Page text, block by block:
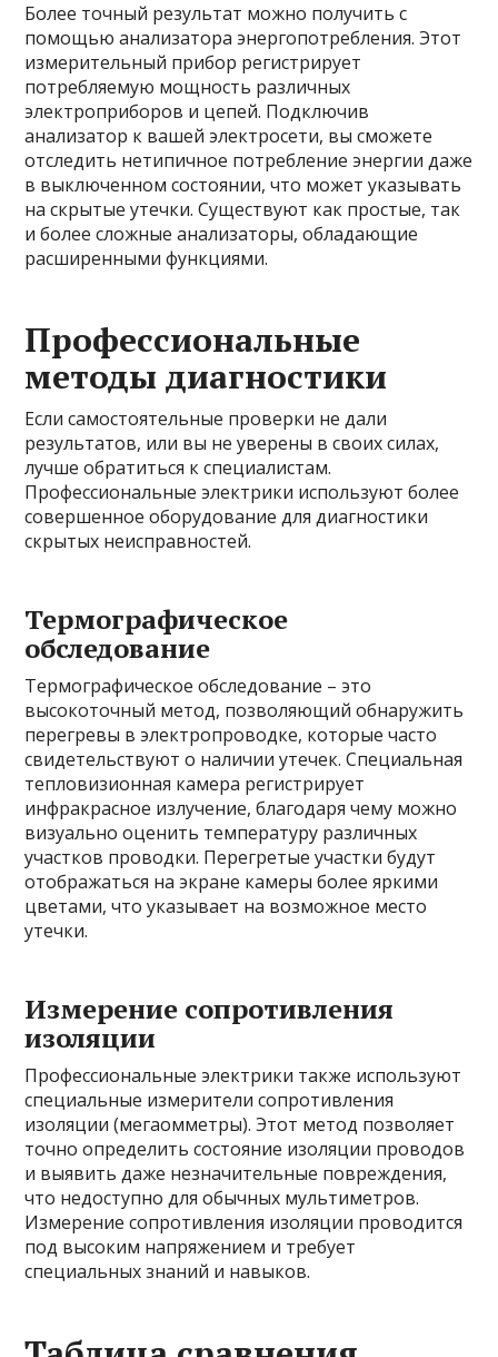
Более точный результат можно получить с
помощью анализатора энергопотребления. Этот
измерительный прибор регистрирует
потребляемую мощность различных
электроприборов и цепей. Подключив
анализатор к вашей электросети, вы сможете
отследить нетипичное потребление энергии даже
в выключенном состоянии, что может указывать
на скрытые утечки. Существуют как простые, так
и более сложные анализаторы, обладающие
расширенными функциями.
Профессиональные
методы диагностики
Если самостоятельные проверки не дали
результатов, или вы не уверены в своих силах,
лучше обратиться к специалистам.
Профессиональные электрики используют более
совершенное оборудование для диагностики
скрытых неисправностей.
Термографическое
обследование
Термографическое обследование – это
высокоточный метод, позволяющий обнаружить
перегревы в электропроводке, которые часто
свидетельствуют о наличии утечек. Специальная
тепловизионная камера регистрирует
инфракрасное излучение, благодаря чему можно
визуально оценить температуру различных
участков проводки. Перегретые участки будут
отображаться на экране камеры более яркими
цветами, что указывает на возможное место
утечки.
Измерение сопротивления
изоляции
Профессиональные электрики также используют
специальные измерители сопротивления
изоляции (мегаомметры). Этот метод позволяет
точно определить состояние изоляции проводов
и выявить даже незначительные повреждения,
что недоступно для обычных мультиметров.
Измерение сопротивления изоляции проводится
под высоким напряжением и требует
специальных знаний и навыков.